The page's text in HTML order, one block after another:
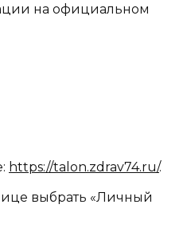
на официальном
https://talon.zdrav74.ru/.
выбрать «Личный